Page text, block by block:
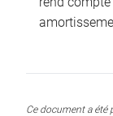
Ce document a été